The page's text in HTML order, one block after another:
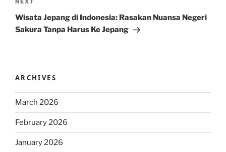
Next
Post
NEXT
Wisata Jepang di Indonesia: Rasakan Nuansa Negeri
Sakura Tanpa Harus Ke Jepang
ARCHIVES
March 2026
February 2026
January 2026